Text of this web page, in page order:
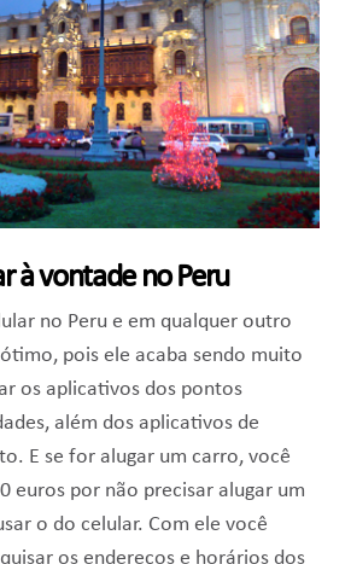
à vontade no Peru
no Peru e em qualquer outro
pois ele acaba sendo muito
os aplicativos dos pontos
além dos aplicativos de
E se for alugar um carro, você
euros por não precisar alugar um
o do celular. Com ele você
os endereços e horários dos